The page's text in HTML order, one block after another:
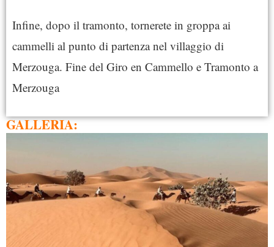
Infine, dopo il tramonto, tornerete in groppa ai
cammelli al punto di partenza nel villaggio di
Merzouga. Fine del Giro en Cammello e Tramonto a
Merzouga
GALLERIA: